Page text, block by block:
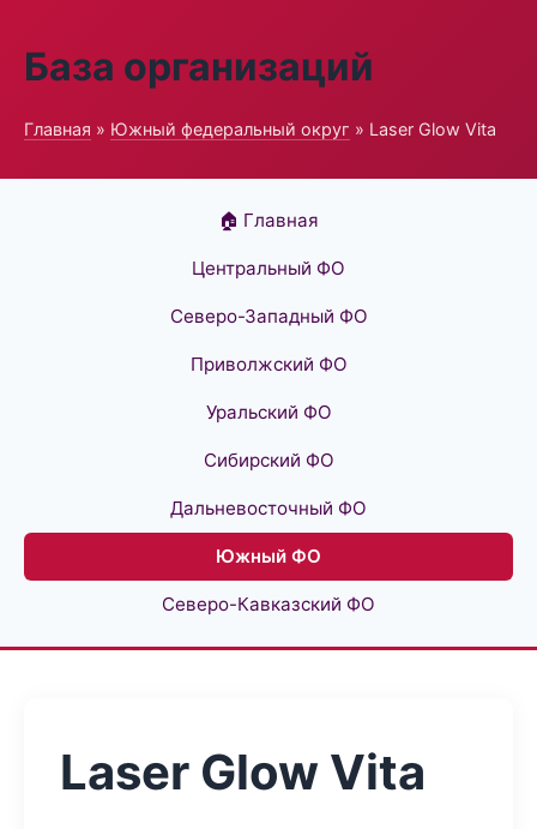
База организаций
Главная » Южный федеральный округ » Laser Glow Vita
🏠 Главная
Центральный ФО
Северо-Западный ФО
Приволжский ФО
Уральский ФО
Сибирский ФО
Дальневосточный ФО
Южный ФО
Северо-Кавказский ФО
Laser Glow Vita